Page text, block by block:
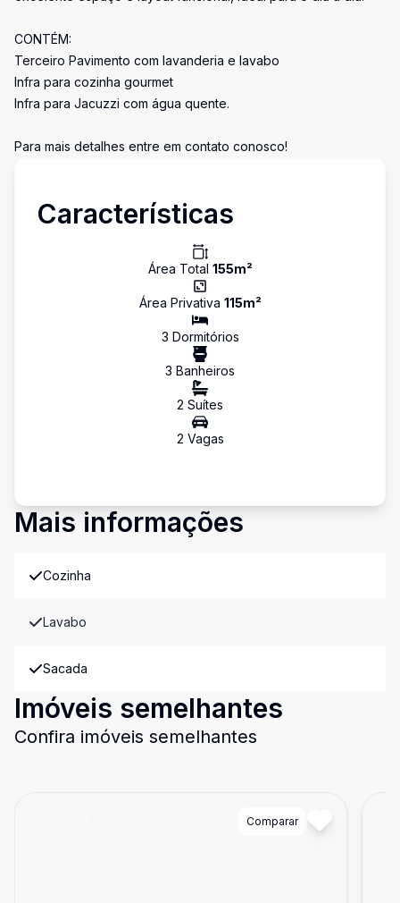
CONTÉM:
Terceiro Pavimento com lavanderia e lavabo
Infra para cozinha gourmet
Infra para Jacuzzi com água quente.
Para mais detalhes entre em contato conosco!
Características
Área Total 155m²
Área Privativa 115m²
3 Dormitórios
3 Banheiros
2 Suítes
2 Vagas
Mais informações
Cozinha
Lavabo
Sacada
Imóveis semelhantes
Confira imóveis semelhantes
Comparar